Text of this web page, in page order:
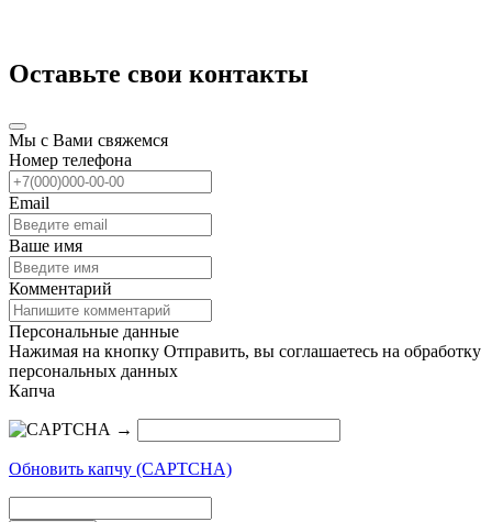
Оставьте свои контакты
Мы с Вами свяжемся
Номер телефона
Email
Ваше имя
Комментарий
Персональные данные
Нажимая на кнопку Отправить, вы соглашаетесь на обработку
персональных данных
Капча
→
Обновить капчу (CAPTCHA)